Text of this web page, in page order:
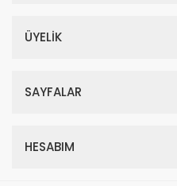
ÜYELİK
SAYFALAR
HESABIM